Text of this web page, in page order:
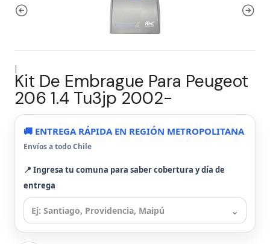
|
Kit De Embrague Para Peugeot
206 1.4 Tu3jp 2002-
🚚 ENTREGA RÁPIDA EN REGIÓN METROPOLITANA
Envíos a todo Chile
📍 Ingresa tu comuna para saber cobertura y día de
entrega
⌄